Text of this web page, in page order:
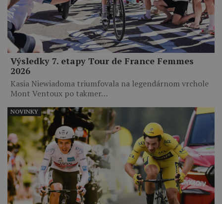
Výsledky 7. etapy Tour de France Femmes
2026
Kasia Niewiadoma triumfovala na legendárnom vrchole
Mont Ventoux po takmer…
NOVINKY